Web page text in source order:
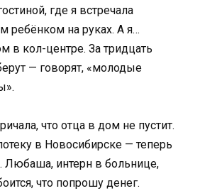
где я встречала
ребёнком на руках. А я…
в кол-центре. За тридцать
— говорят, «молодые
что отца в дом не пустит.
в Новосибирске — теперь
Любаша, интерн в больнице,
что попрошу денег.